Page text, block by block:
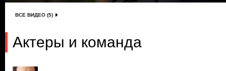
ВСЕ ВИДЕО (5)
Актеры и команда